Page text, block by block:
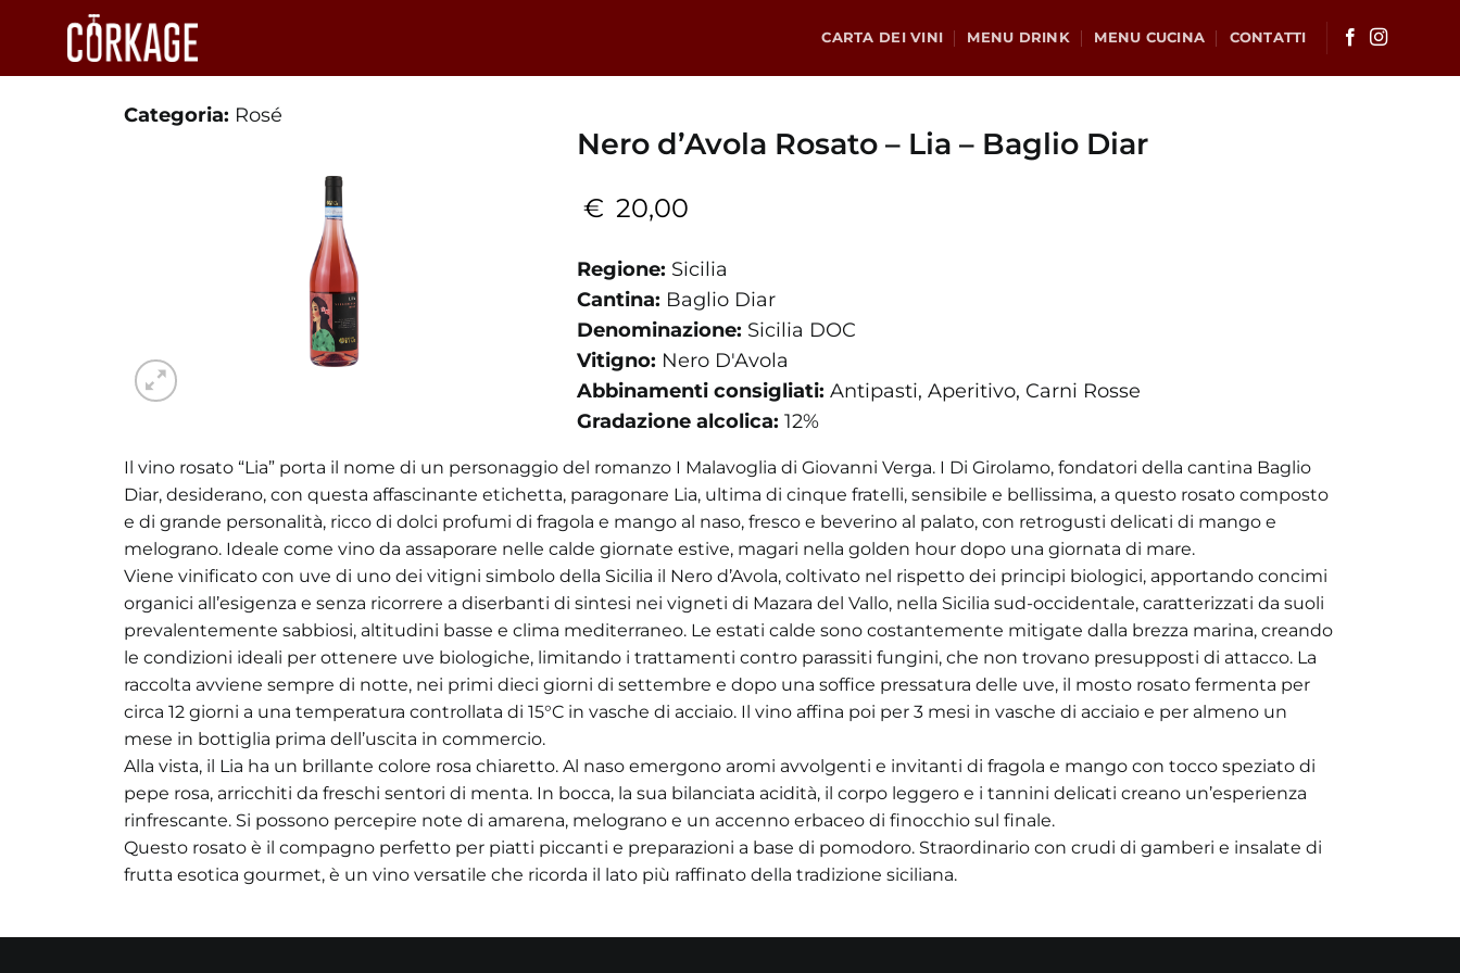
contenuti
CARTA DEI VINI MENU DRINK MENU CUCINA CONTATTI
Categoria: Rosé
Nero d’Avola Rosato – Lia – Baglio Diar
€ 20,00
Regione: Sicilia
Cantina: Baglio Diar
Denominazione: Sicilia DOC
Vitigno: Nero D'Avola
Abbinamenti consigliati: Antipasti, Aperitivo, Carni Rosse
Gradazione alcolica: 12%
Il vino rosato “Lia” porta il nome di un personaggio del romanzo I Malavoglia di Giovanni Verga. I Di Girolamo, fondatori della cantina Baglio
Diar, desiderano, con questa affascinante etichetta, paragonare Lia, ultima di cinque fratelli, sensibile e bellissima, a questo rosato composto
e di grande personalità, ricco di dolci profumi di fragola e mango al naso, fresco e beverino al palato, con retrogusti delicati di mango e
melograno. Ideale come vino da assaporare nelle calde giornate estive, magari nella golden hour dopo una giornata di mare.
Viene vinificato con uve di uno dei vitigni simbolo della Sicilia il Nero d’Avola, coltivato nel rispetto dei principi biologici, apportando concimi
organici all’esigenza e senza ricorrere a diserbanti di sintesi nei vigneti di Mazara del Vallo, nella Sicilia sud-occidentale, caratterizzati da suoli
prevalentemente sabbiosi, altitudini basse e clima mediterraneo. Le estati calde sono costantemente mitigate dalla brezza marina, creando
le condizioni ideali per ottenere uve biologiche, limitando i trattamenti contro parassiti fungini, che non trovano presupposti di attacco. La
raccolta avviene sempre di notte, nei primi dieci giorni di settembre e dopo una soffice pressatura delle uve, il mosto rosato fermenta per
circa 12 giorni a una temperatura controllata di 15°C in vasche di acciaio. Il vino affina poi per 3 mesi in vasche di acciaio e per almeno un
mese in bottiglia prima dell’uscita in commercio.
Alla vista, il Lia ha un brillante colore rosa chiaretto. Al naso emergono aromi avvolgenti e invitanti di fragola e mango con tocco speziato di
pepe rosa, arricchiti da freschi sentori di menta. In bocca, la sua bilanciata acidità, il corpo leggero e i tannini delicati creano un’esperienza
rinfrescante. Si possono percepire note di amarena, melograno e un accenno erbaceo di finocchio sul finale.
Questo rosato è il compagno perfetto per piatti piccanti e preparazioni a base di pomodoro. Straordinario con crudi di gamberi e insalate di
frutta esotica gourmet, è un vino versatile che ricorda il lato più raffinato della tradizione siciliana.